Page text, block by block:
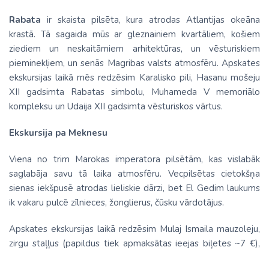
Rabata ir skaista pilsēta, kura atrodas Atlantijas okeāna
krastā. Tā sagaida mūs ar gleznainiem kvartāliem, košiem
ziediem un neskaitāmiem arhitektūras, un vēsturiskiem
pieminekļiem, un senās Magribas valsts atmosfēru. Apskates
ekskursijas laikā mēs redzēsim Karalisko pili, Hasanu mošeju
XII gadsimta Rabatas simbolu, Muhameda V memoriālo
kompleksu un Udaija XII gadsimta vēsturiskos vārtus.
Ekskursija pa Meknesu
Viena no trim Marokas imperatora pilsētām, kas vislabāk
saglabāja savu tā laika atmosfēru. Vecpilsētas cietokšņa
sienas iekšpusē atrodas lieliskie dārzi, bet El Gedim laukums
ik vakaru pulcē zīlnieces, žonglierus, čūsku vārdotājus.
Apskates ekskursijas laikā redzēsim Mulaj Ismaila mauzoleju,
zirgu staļļus (papildus tiek apmaksātas ieejas biļetes ~7 €),